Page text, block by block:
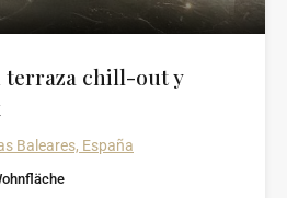
terraza chill-out y
Baleares, España